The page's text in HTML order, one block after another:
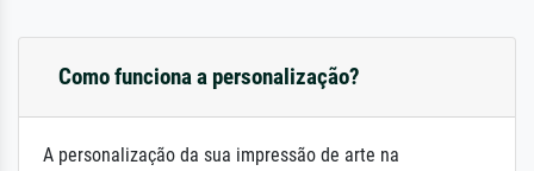
Como funciona a personalização?
A personalização da sua impressão de arte na